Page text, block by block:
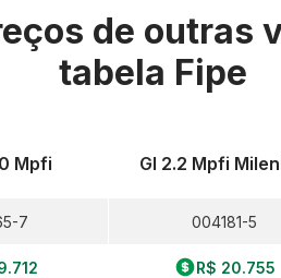
de outras
tabela Fipe
Mpfi
7
Gl 2.2 Mpfi
004181-5
R$ 20.755